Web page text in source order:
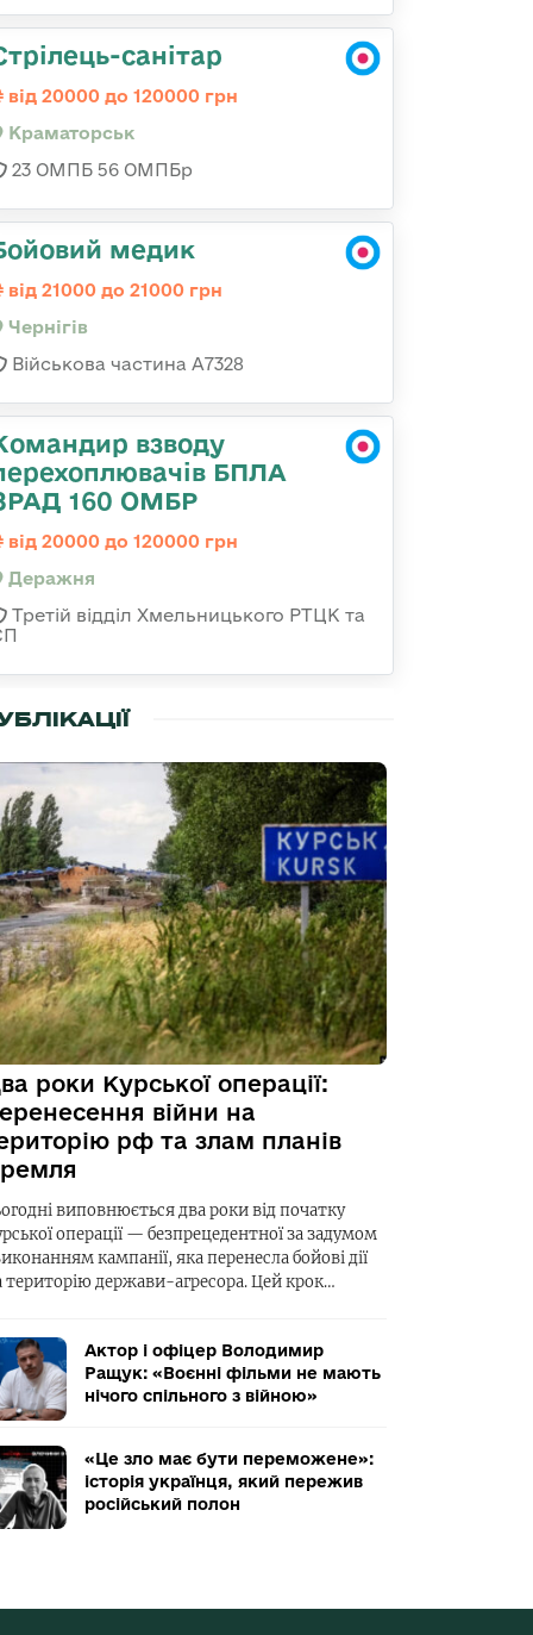
санітар
від 20000 до 120000 грн
Краматорськ
23 ОМПБ 56 ОМПБр
медик
від 21000 до 21000 грн
Чернігів
Військова частина А7328
взводу
БПЛА
160 ОМБР
від 20000 до 120000 грн
Деражня
Третій відділ Хмельницького РТЦК та
роки Курської операції:
війни на
рф та злам планів
виповнюється два роки від початку
операції — безпрецедентної за задумом
кампанії, яка перенесла бойові дії
територію держави-агресора. Цей крок…
Актор і офіцер Володимир
Ращук: «Воєнні фільми не мають
нічого спільного з війною»
«Це зло має бути переможене»:
історія українця, який пережив
російський полон